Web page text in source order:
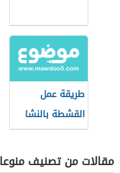
طريقة عمل
القشطة بالنشا
مقالات من تصنيف